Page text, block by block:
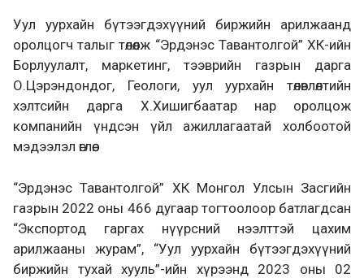
Уул уурхайн бүтээгдэхүүний биржийн арилжаанд
оролцогч талыг төлөөлж “Эрдэнэс Тавантолгой” ХК-ийн
Борлуулалт, маркетинг, тээврийн газрын дарга
О.Цэрэндондог, Геологи, уул уурхайн төлөвлөлтийн
хэлтсийн дарга Х.Хишигбаатар нар оролцож
компанийн үндсэн үйл ажиллагаатай холбоотой
мэдээлэл өглөө.
“Эрдэнэс Тавантолгой” ХК Монгол Улсын Засгийн
газрын 2022 оны 466 дугаар тогтоолоор батлагдсан
“Экспортод гаргах нүүрсний нээлттэй цахим
арилжааны журам”, “Уул уурхайн бүтээгдэхүүний
биржийн тухай хууль”-ийн хүрээнд 2023 оны 02